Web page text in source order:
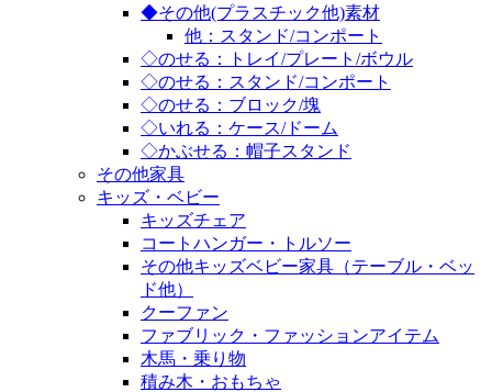
◆その他(プラスチック他)素材
他：スタンド/コンポート
◇のせる：トレイ/プレート/ボウル
◇のせる：スタンド/コンポート
◇のせる：ブロック/塊
◇いれる：ケース/ドーム
◇かぶせる：帽子スタンド
その他家具
キッズ・ベビー
キッズチェア
コートハンガー・トルソー
その他キッズベビー家具（テーブル・ベッ
ド他）
クーファン
ファブリック・ファッションアイテム
木馬・乗り物
積み木・おもちゃ